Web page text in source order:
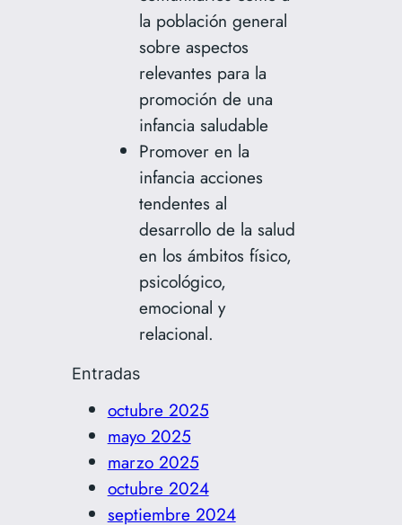
la población general
sobre aspectos
relevantes para la
promoción de una
infancia saludable
Promover en la
infancia acciones
tendentes al
desarrollo de la salud
en los ámbitos físico,
psicológico,
emocional y
relacional.
Entradas
octubre 2025
mayo 2025
marzo 2025
octubre 2024
septiembre 2024